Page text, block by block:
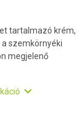
tartalmazó krém,
szemkörnyéki
megjelenő